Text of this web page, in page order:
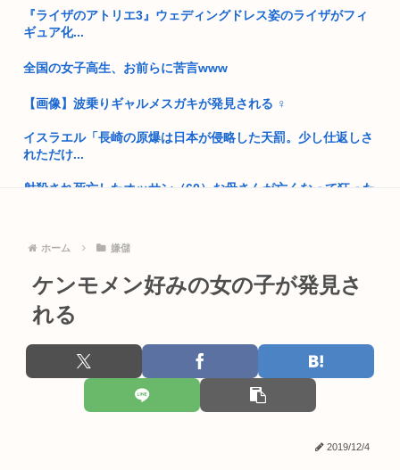
ス...
すぎてフ...
てしまい...
韓国人「竹田恒泰とか36親等を養子に迎えるなら天皇の血を吸
って産...
30代男性「同僚で自分だけ独身で惨めだった」パチ●コで負け
てトイ...
日本円、「日米協調介入」すら無効化してしまうwww
韓国サッカー協会、外国人審判員数十人に性的接待。羨ま死刑
『ライザのアトリエ3』ウェディングドレス姿のライザがフィ
ギュア化...
全国の女子高生、お前らに苦言www
【画像】波乗りギャルメスガキが発見される ‍♀
イスラエル「長崎の原爆は日本が侵略した天罰。少し仕返しさ
れただけ...
射殺され死亡したオッサン（60）お母さんが亡くなって狂った
長「よっ...
【SSD】1TBで1.5万とか、買った時の倍なんだけど今だと買
い...
ちょうだ...
公共の場所でこっそり金玉をかくシミュレーションゲーム
B’z「重いマーシャル運んでた腰の痛みまだ覚えてるの」俺く
ホーム 嫌儲
ケンモメン好みの女の子が発見さ
れる
2019/12/4